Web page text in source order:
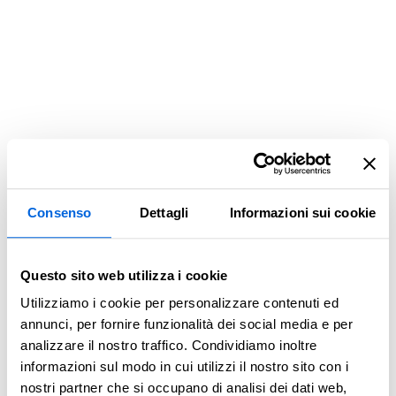
Consenso Dettagli Informazioni sui cookie
Questo sito web utilizza i cookie
Utilizziamo i cookie per personalizzare contenuti ed
annunci, per fornire funzionalità dei social media e per
analizzare il nostro traffico. Condividiamo inoltre
informazioni sul modo in cui utilizzi il nostro sito con i
nostri partner che si occupano di analisi dei dati web,